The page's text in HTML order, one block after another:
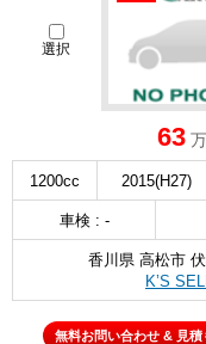
選択
63
1200cc 2015(H27)
車検 : -
香川県 高松市
K’S
無料お問い合わせ & 見積